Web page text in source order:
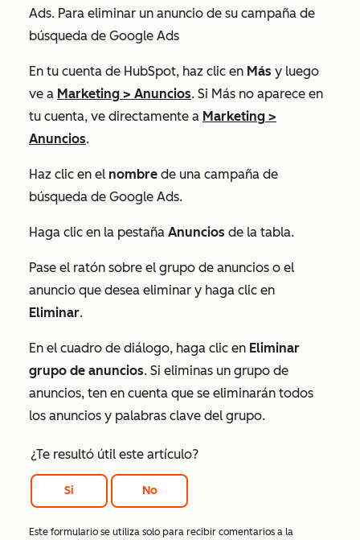
Ads. Para eliminar un anuncio de su campaña de
búsqueda de Google Ads
En tu cuenta de HubSpot, haz clic en Más y luego
ve a Marketing > Anuncios. Si Más no aparece en
tu cuenta, ve directamente a Marketing >
Anuncios.
Haz clic en el nombre de una campaña de
búsqueda de Google Ads.
Haga clic en la pestaña Anuncios de la tabla.
Pase el ratón sobre el grupo de anuncios o el
anuncio que desea eliminar y haga clic en
Eliminar.
En el cuadro de diálogo, haga clic en Eliminar
grupo de anuncios. Si eliminas un grupo de
anuncios, ten en cuenta que se eliminarán todos
los anuncios y palabras clave del grupo.
¿Te resultó útil este artículo?
Si No
Este formulario se utiliza solo para recibir comentarios a la